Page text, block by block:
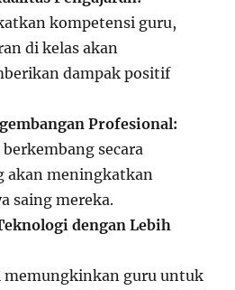
kompetensi guru,
di kelas akan
dampak positif
Profesional:
secara
akan meningkatkan
saing mereka.
dengan Lebih
guru untuk